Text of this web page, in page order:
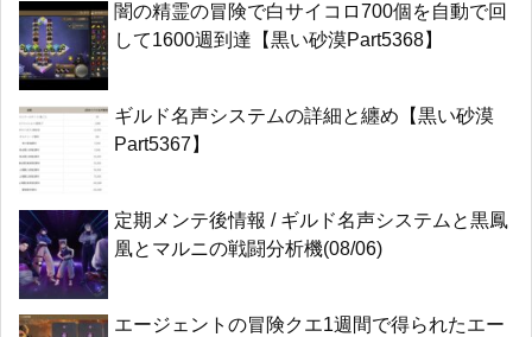
闇の精霊の冒険で白サイコロ700個を自動で回
して1600週到達【黒い砂漠Part5368】
ギルド名声システムの詳細と纏め【黒い砂漠
Part5367】
定期メンテ後情報 / ギルド名声システムと黒鳳
凰とマルニの戦闘分析機(08/06)
エージェントの冒険クエ1週間で得られたエー